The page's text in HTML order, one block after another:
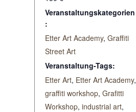
Veranstaltungskategorien
:
Etter Art Academy, Graffiti
Street Art
Veranstaltung-Tags:
Etter Art, Etter Art Academy,
graffiti workshop, Grafitti
Workshop, industrial art,